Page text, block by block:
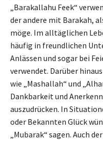
„Barakallahu Feek“
der andere mit Barakah,
möge. Im alltäglichen
häufig in freundlichen
Anlässen und sogar bei
verwendet. Darüber
wie „Mashallah“ und
Dankbarkeit und
auszudrücken. In
oder Bekannten Glück
„Mubarak“ sagen. Auch